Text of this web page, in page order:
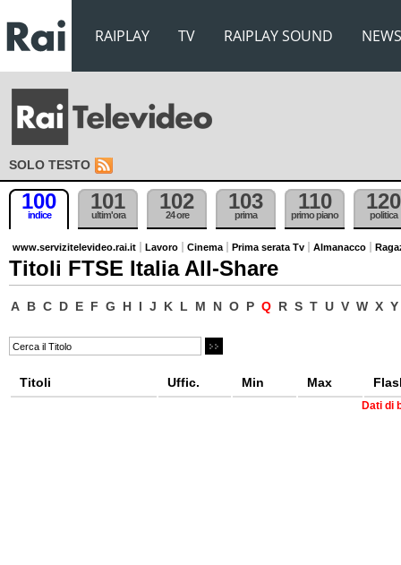
RAIPLAY TV RAIPLAY SOUND NEWS
SOLO TESTO
100
indice
101
ultim'ora
102
24 ore
103
prima
110
primo piano
120
politica
www.servizitelevideo.rai.it Lavoro Cinema Prima serata Tv Almanacco
Titoli FTSE Italia All-Share
A B C D E F G H I J K L M N O P Q R S T U V W X Y
Titoli Uffic. Min Max
Dati di